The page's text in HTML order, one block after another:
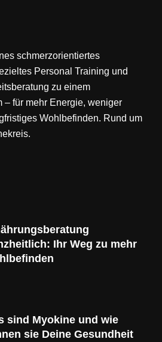
schmerzorientiertes
Personal Training und
zu einem
– für mehr Energie, weniger
Wohlbefinden. Rund um
Ihr Weg zu mehr
sind Myokine und wie
sie Deine Gesundheit